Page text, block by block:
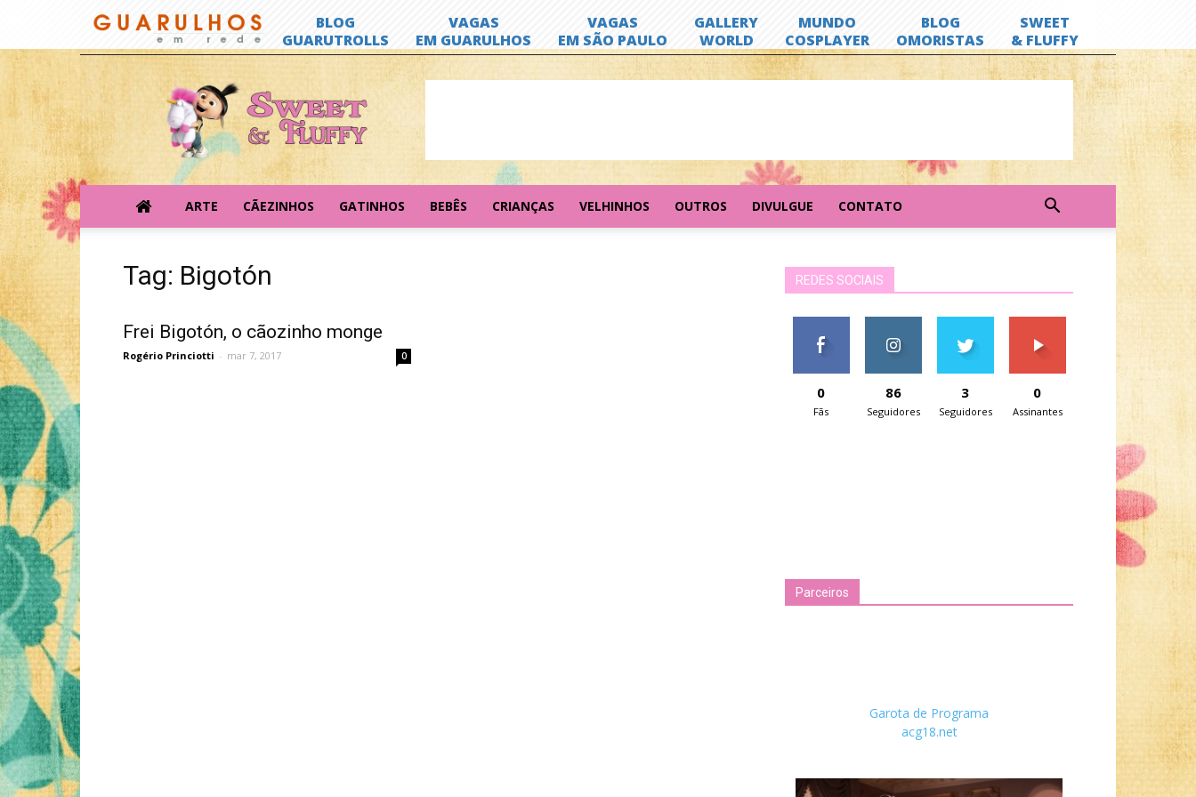
Sweet
&
Fluffy
ARTE CÃEZINHOS GATINHOS BEBÊS CRIANÇAS VELHINHOS OUTROS DIVULGUE CONTATO
Tag: Bigotón
Frei Bigotón, o cãozinho monge
Rogério Princiotti - mar 7, 2017 0
REDES SOCIAIS
0
Fãs
86
Seguidores
3
Seguidores
0
Assinantes
Parceiros
Garota de Programa
acg18.net